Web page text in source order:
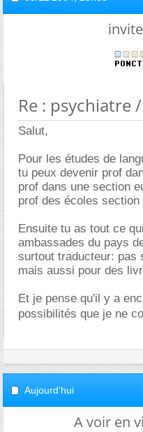
Re : psychiatre
Salut,
Pour les études de
tu peux devenir prof
prof dans une section
prof des écoles section
Ensuite tu as tout ce
ambassades du pays
surtout traducteur: pas
mais aussi pour des
Et je pense qu'il y a
possibilités que je ne
Aujourd'hui
A voir en